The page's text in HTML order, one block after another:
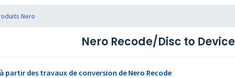
Nero
Nero Recode/Disc to Device
partir des travaux de conversion de Nero Recode